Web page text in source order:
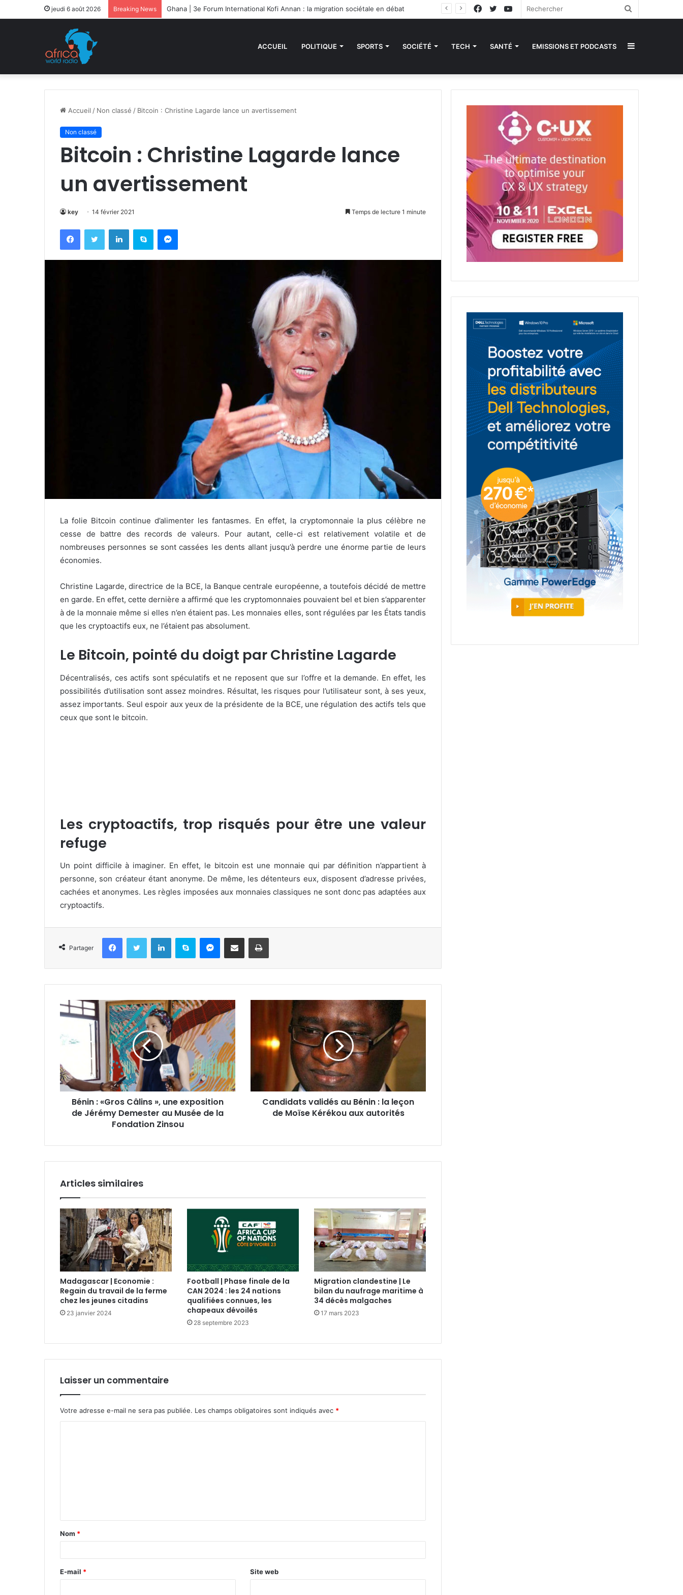
jeudi 6 août 2026 Breaking News Ghana | 3e Forum International Kofi Annan : la migration sociétale en débat YouTube
Twitter
Facebook
ACCUEIL POLITIQUE SPORTS SOCIÉTÉ TECH SANTÉ EMISSIONS ET PODCASTS
Accueil / Non classé / Bitcoin : Christine Lagarde lance un avertissement
Non classé
Bitcoin : Christine Lagarde lance
un avertissement
key 14 février 2021 Temps de lecture 1 minute
La folie Bitcoin continue d’alimenter les fantasmes. En effet, la cryptomonnaie la plus célèbre ne
cesse de battre des records de valeurs. Pour autant, celle-ci est relativement volatile et de
nombreuses personnes se sont cassées les dents allant jusqu’à perdre une énorme partie de leurs
économies.
Christine Lagarde, directrice de la BCE, la Banque centrale européenne, a toutefois décidé de mettre
en garde. En effet, cette dernière a affirmé que les cryptomonnaies pouvaient bel et bien s’apparenter
à de la monnaie même si elles n’en étaient pas. Les monnaies elles, sont régulées par les États tandis
que les cryptoactifs eux, ne l’étaient pas absolument.
Le Bitcoin, pointé du doigt par Christine Lagarde
Décentralisés, ces actifs sont spéculatifs et ne reposent que sur l’offre et la demande. En effet, les
possibilités d’utilisation sont assez moindres. Résultat, les risques pour l’utilisateur sont, à ses yeux,
assez importants. Seul espoir aux yeux de la présidente de la BCE, une régulation des actifs tels que
ceux que sont le bitcoin.
Les cryptoactifs, trop risqués pour être une valeur
refuge
Un point difficile à imaginer. En effet, le bitcoin est une monnaie qui par définition n’appartient à
personne, son créateur étant anonyme. De même, les détenteurs eux, disposent d’adresse privées,
cachées et anonymes. Les règles imposées aux monnaies classiques ne sont donc pas adaptées aux
cryptoactifs.
Partager
Bénin : «Gros Câlins », une exposition
de Jérémy Demester au Musée de la
Fondation Zinsou
Candidats validés au Bénin : la leçon
de Moïse Kérékou aux autorités
Articles similaires
Madagascar | Economie :
Regain du travail de la ferme
chez les jeunes citadins
23 janvier 2024
Football | Phase finale de la
CAN 2024 : les 24 nations
qualifiées connues, les
chapeaux dévoilés
28 septembre 2023
Migration clandestine | Le
bilan du naufrage maritime à
34 décès malgaches
17 mars 2023
Laisser un commentaire
Votre adresse e-mail ne sera pas publiée. Les champs obligatoires sont indiqués avec *
t
a
e
Nom *
E-mail * Site web